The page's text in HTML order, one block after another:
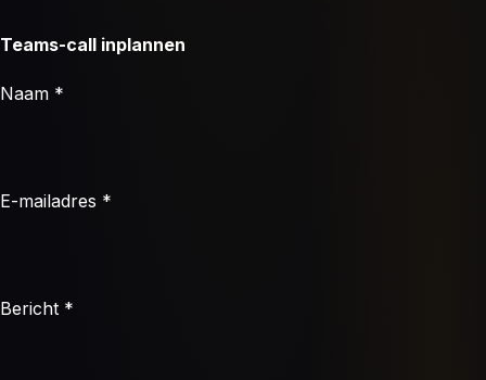
Teams-call inplannen
Naam *
E-mailadres *
Bericht *